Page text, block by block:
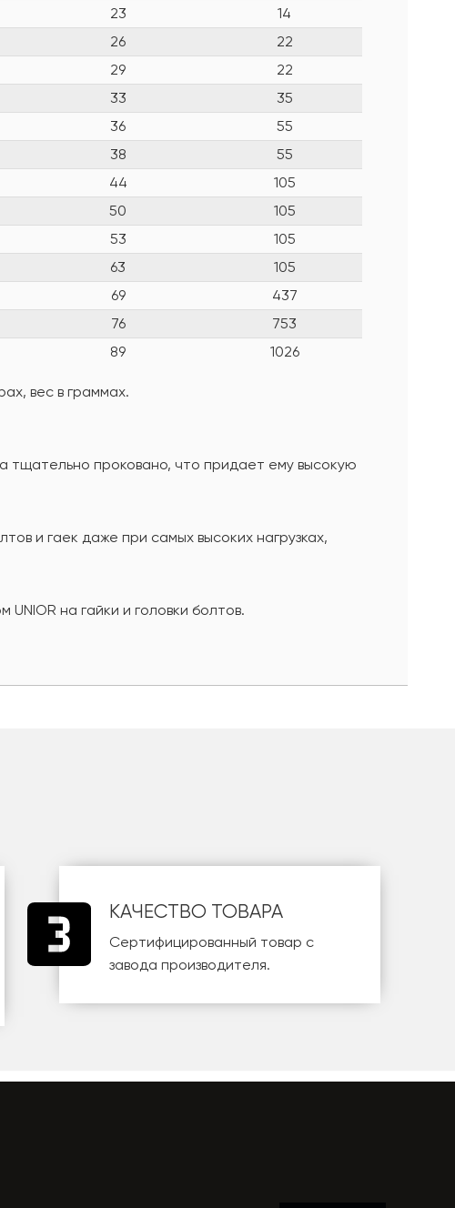
23
14
26
22
29
22
33
35
36
55
38
55
44
105
50
105
53
105
63
105
69
437
76
753
89 1026
вес в граммах.
тщательно проковано, что придает ему высокую
и гаек даже при самых высоких нагрузках,
на гайки и головки болтов.
КАЧЕСТВО ТОВАРА
Сертифицированный товар с
завода производителя.